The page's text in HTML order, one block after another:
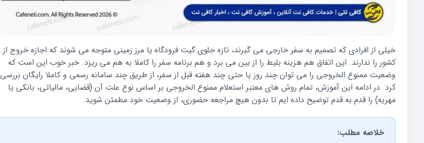
خیلی از افرادی که تصمیم به سفر خارجی می گیرند، تازه جلوی گیت فرودگاه یا مرز زمینی متوجه می شوند که اجازه خروج از
کشور را ندارند. این اتفاق هم هزینه بلیط را از بین می برد و هم برنامه سفر را کاملا به هم می ریزد. خبر خوب این است که
وضعیت ممنوع الخروجی را می توان چند روز یا حتی چند هفته قبل از سفر، از طریق چند سامانه رسمی و کاملا رایگان بررسی
کرد. در ادامه این آموزش، تمام روش های معتبر استعلام ممنوع الخروجی بر اساس نوع علت آن (قضایی، مالیاتی، بانکی یا
مهریه) را قدم به قدم توضیح داده ایم تا بدون هیچ مراجعه حضوری، از وضعیت خود مطمئن شوید.
خلاصه مطلب: